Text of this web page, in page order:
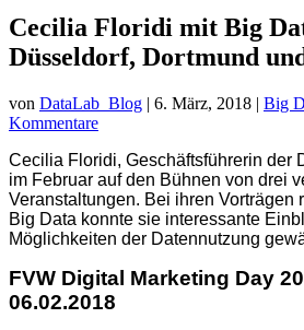
Cecilia Floridi mit Big
Düsseldorf, Dortmund
von DataLab_Blog | 6. März, 2018 | Big
Kommentare
Cecilia Floridi, Geschäftsführerin der
im Februar auf den Bühnen von drei
Veranstaltungen. Bei ihren Vorträgen
Big Data konnte sie interessante
Möglichkeiten der Datennutzung
FVW Digital Marketing Day
06.02.2018